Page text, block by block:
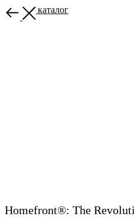
Назад в каталог
Homefront®: The